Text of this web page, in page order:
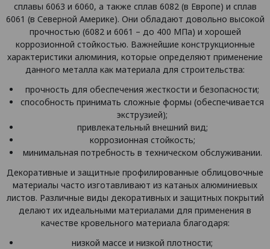
сплавы 6063 и 6060, а также сплав 6082 (в Европе) и сплав
6061 (в Северной Америке). Они обладают довольно высокой
прочностью (6082 и 6061 – до 400 МПа) и хорошей
коррозионной стойкостью. Важнейшие конструкционные
характеристики алюминия, которые определяют применение
данного металла как материала для строительства:
прочность для обеспечения жесткости и безопасности;
способность принимать сложные формы (обеспечивается
экструзией);
привлекательный внешний вид;
коррозионная стойкость;
минимальная потребность в техническом обслуживании.
Декоративные и защитные профилированные облицовочные
материалы часто изготавливают из катаных алюминиевых
листов. Различные виды декоративных и защитных покрытий
делают их идеальными материалами для применения в
качестве кровельного материала благодаря:
низкой массе и низкой плотности;